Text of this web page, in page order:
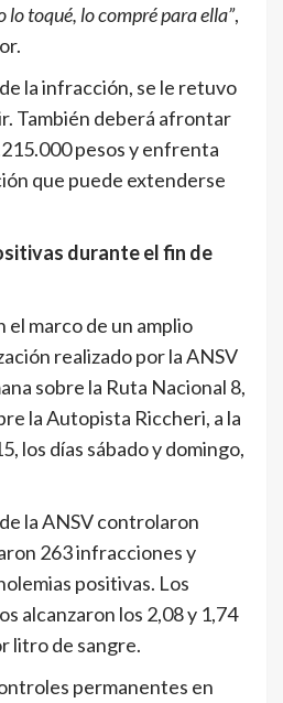
lo toqué, lo compré para ella”,
la infracción, se le retuvo
También deberá afrontar
pesos y enfrenta
que puede extenderse
durante el fin de
el marco de un amplio
realizado por la ANSV
sobre la Ruta Nacional 8,
la Autopista Riccheri, a la
los días sábado y domingo,
la ANSV controlaron
263 infracciones y
positivas. Los
alcanzaron los 2,08 y 1,74
litro de sangre.
permanentes en